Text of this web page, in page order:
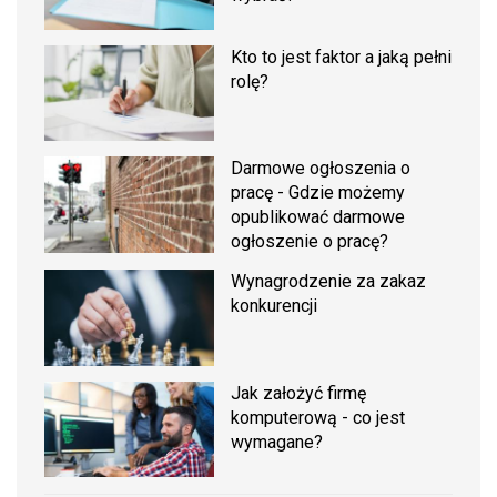
Kto to jest faktor a jaką pełni
rolę?
Darmowe ogłoszenia o
pracę - Gdzie możemy
opublikować darmowe
ogłoszenie o pracę?
Wynagrodzenie za zakaz
konkurencji
Jak założyć firmę
komputerową - co jest
wymagane?